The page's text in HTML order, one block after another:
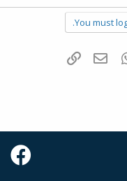
You must
WhatsAppדואר אלקטרוני